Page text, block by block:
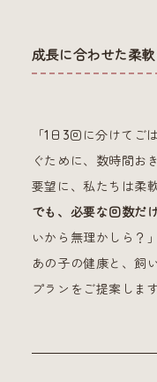
成長に合わせた柔
「1日3回に分けて
ぐために、数時間お
要望に、私たちは柔
でも、必要な回数だ
いから無理かしら？
あの子の健康と、飼
プランをご提案します